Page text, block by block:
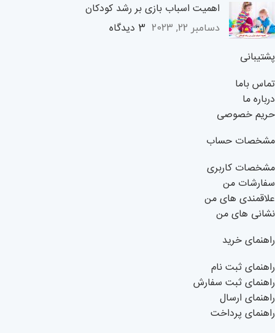
اهمیت اسباب بازی بر رشد کودکان
دسامبر 22, 2023
3 دیدگاه
پشتیبانی
تماس باما
درباره ما
حریم خصوصی
مشخصات حساب
مشخصات کاربری
سفارشات من
علاقمندی های من
نشانی های من
راهنمای خرید
راهنمای ثبت نام
راهنمای ثبت سفارش
راهنمای ارسال
راهنمای پرداخت